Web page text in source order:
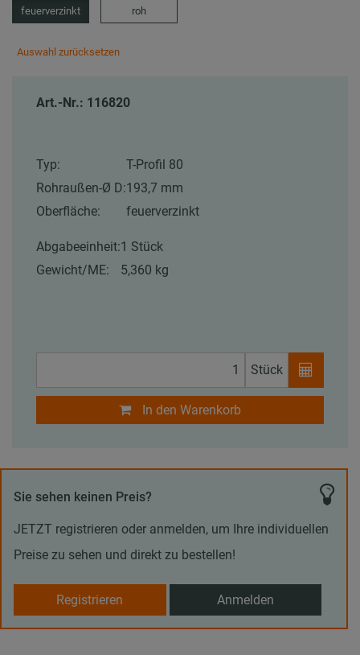
feuerverzinkt roh
Auswahl zurücksetzen
Art.-Nr.: 116820
Typ:
T-Profil 80
Rohraußen-Ø D:193,7 mm
Oberfläche:
feuerverzinkt
Abgabeeinheit:1 Stück
Gewicht/ME:
5,360 kg
Stück
In den Warenkorb
Sie sehen keinen Preis?
JETZT registrieren oder anmelden, um Ihre individuellen
Preise zu sehen und direkt zu bestellen!
Registrieren Anmelden